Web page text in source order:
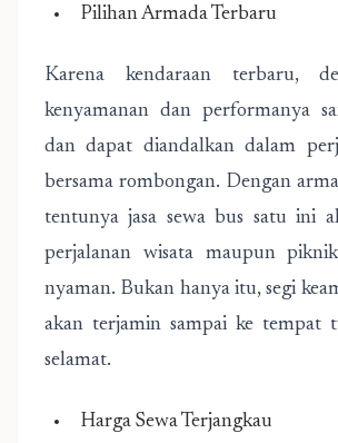
Pilihan Armada Terbaru
Karena kendaraan terbaru,
kenyamanan dan performanya
dan dapat diandalkan dalam
bersama rombongan. Dengan
tentunya jasa sewa bus satu ini
perjalanan wisata maupun
nyaman. Bukan hanya itu, segi
akan terjamin sampai ke tempat
selamat.
Harga Sewa Terjangkau